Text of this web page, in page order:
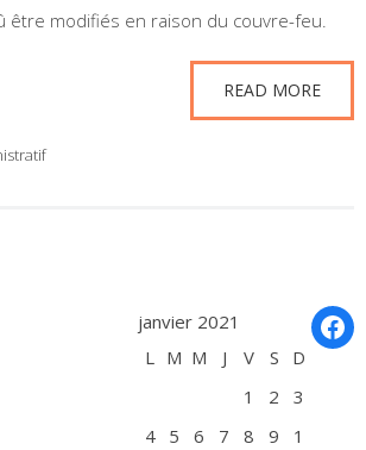
être modifiés en raison du couvre-feu.
READ MORE
janvier 2021
L M M J V S
D
1
2
3
4
5 6 7 8 9 1